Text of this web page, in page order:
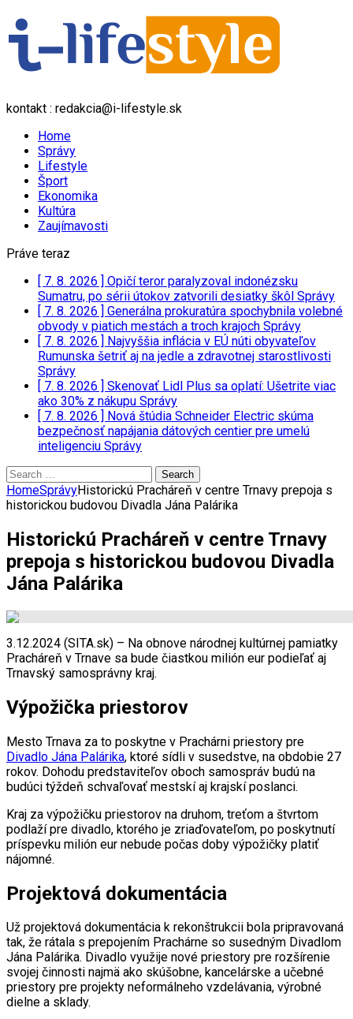
kontakt : redakcia@i-lifestyle.sk
Home
Správy
Lifestyle
Šport
Ekonomika
Kultúra
Zaujímavosti
Práve teraz
[ 7. 8. 2026 ] Opičí teror paralyzoval indonézsku
Sumatru, po sérii útokov zatvorili desiatky škôl Správy
[ 7. 8. 2026 ] Generálna prokuratúra spochybnila volebné
obvody v piatich mestách a troch krajoch Správy
[ 7. 8. 2026 ] Najvyššia inflácia v EÚ núti obyvateľov
Rumunska šetriť aj na jedle a zdravotnej starostlivosti
Správy
[ 7. 8. 2026 ] Skenovať Lidl Plus sa oplatí: Ušetrite viac
ako 30% z nákupu Správy
[ 7. 8. 2026 ] Nová štúdia Schneider Electric skúma
bezpečnosť napájania dátových centier pre umelú
inteligenciu Správy
Search
for:
HomeSprávyHistorickú Pracháreň v centre Trnavy prepoja s
historickou budovou Divadla Jána Palárika
Historickú Pracháreň v centre Trnavy
prepoja s historickou budovou Divadla
Jána Palárika
3.12.2024 (SITA.sk) – Na obnove národnej kultúrnej pamiatky
Pracháreň v Trnave sa bude čiastkou milión eur podieľať aj
Trnavský samosprávny kraj.
Výpožička priestorov
Mesto Trnava za to poskytne v Prachárni priestory pre
Divadlo Jána Palárika, ktoré sídli v susedstve, na obdobie 27
rokov. Dohodu predstaviteľov oboch samospráv budú na
budúci týždeň schvaľovať mestskí aj krajskí poslanci.
Kraj za výpožičku priestorov na druhom, treťom a štvrtom
podlaží pre divadlo, ktorého je zriaďovateľom, po poskytnutí
príspevku milión eur nebude počas doby výpožičky platiť
nájomné.
Projektová dokumentácia
Už projektová dokumentácia k rekonštrukcii bola pripravovaná
tak, že rátala s prepojením Prachárne so susedným Divadlom
Jána Palárika. Divadlo využije nové priestory pre rozšírenie
svojej činnosti najmä ako skúšobne, kancelárske a učebné
priestory pre projekty neformálneho vzdelávania, výrobné
dielne a sklady.